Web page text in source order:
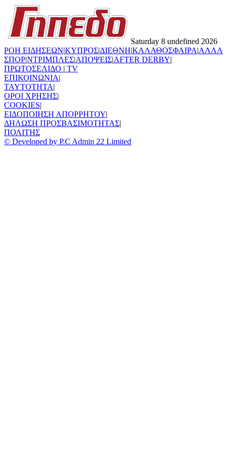
Saturday 8 undefined 2026
ΡΟΗ ΕΙΔΗΣΕΩΝ|ΚΥΠΡΟΣ|ΔΙΕΘΝΗ|ΚΑΛΑΘΟΣΦΑΙΡΑ|ΑΛΛΑ
ΣΠΟΡ|ΝΤΡΙΜΠΛΕΣ|ΑΠΟΨΕΙΣ|AFTER DERBY|
ΠΡΩΤΟΣΕΛΙΔΟ | TV
ΕΠΙΚΟΙΝΩΝΙΑ|
TAYTOTHTA|
ΟΡΟΙ ΧΡΗΣΗΣ|
COOKIES|
ΕΙΔΟΠΟΙΗΣΗ ΑΠΟΡΡΗΤΟΥ|
ΔΗΛΩΣΗ ΠΡΟΣΒΑΣΙΜΟΤΗΤΑΣ|
ΠΟΛΙΤΗΣ
© Developed by P.C Admin 22 Limited